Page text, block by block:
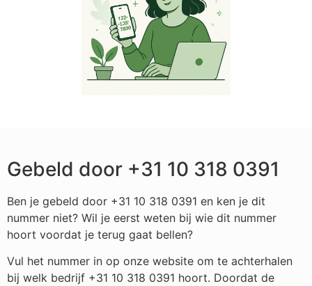
Gebeld door +31 10 318 0391
Ben je gebeld door +31 10 318 0391 en ken je dit
nummer niet? Wil je eerst weten bij wie dit nummer
hoort voordat je terug gaat bellen?
Vul het nummer in op onze website om te achterhalen
bij welk bedrijf +31 10 318 0391 hoort. Doordat de